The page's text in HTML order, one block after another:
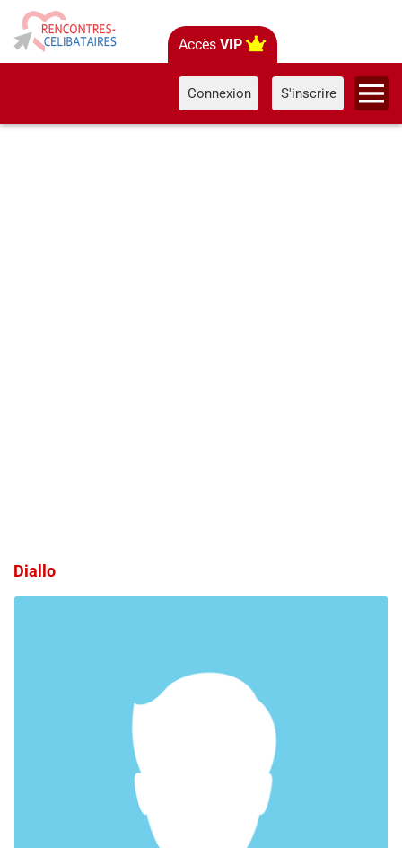
Accès VIP
Connexion S'inscrire
Diallo